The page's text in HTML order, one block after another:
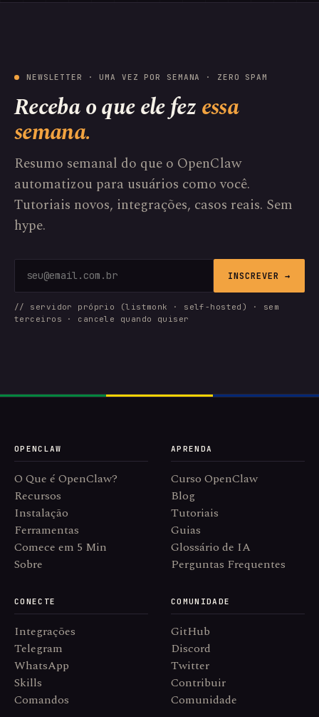
NEWSLETTER · UMA VEZ POR SEMANA · ZERO SPAM
Receba o que ele fezessa
semana.
Resumo semanal do que o OpenClaw
automatizou para usuários como você.
Tutoriais novos, integrações, casos reais. Sem
hype.
INSCREVER →
// servidor próprio (listmonk · self-hosted) · sem
terceiros · cancele quando quiser
OPENCLAW
O Que é OpenClaw?
Recursos
Instalação
Ferramentas
Comece em 5 Min
Sobre
APRENDA
Curso OpenClaw
Blog
Tutoriais
Guias
Glossário de IA
Perguntas Frequentes
CONECTE
Integrações
Telegram
WhatsApp
Skills
Comandos
COMUNIDADE
GitHub
Discord
Twitter
Contribuir
Comunidade